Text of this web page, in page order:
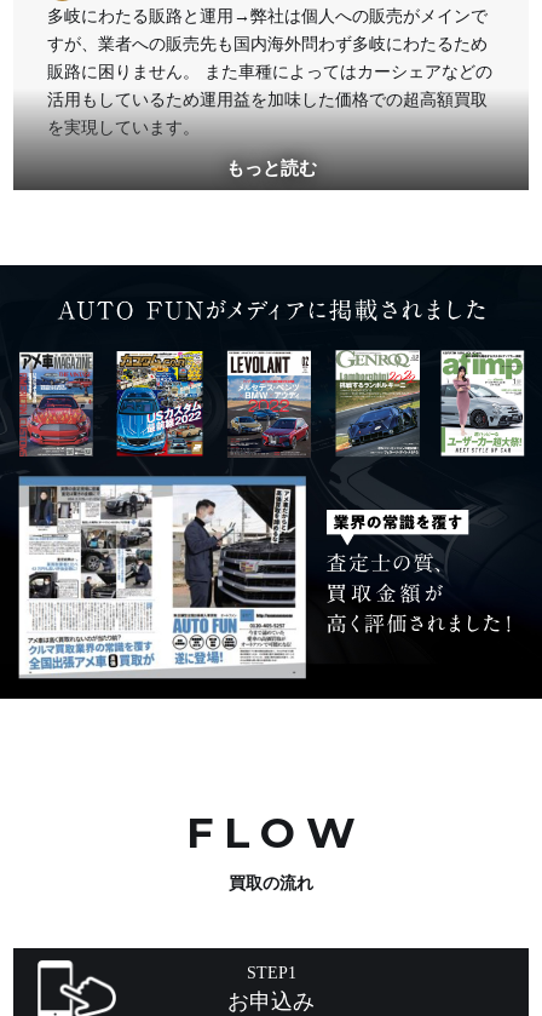
多岐にわたる販路と運用→弊社は個人への販売がメインで
すが、業者への販売先も国内海外問わず多岐にわたるため
販路に困りません。 また車種によってはカーシェアなどの
活用もしているため運用益を加味した価格での超高額買取
を実現しています。
FLO W
買取の流れ
STEP1
お申込み